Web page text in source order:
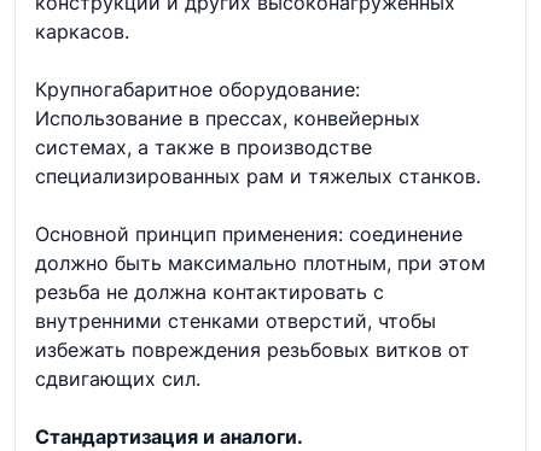
каркасов.
Крупногабаритное оборудование:
Использование в прессах, конвейерных
системах, а также в производстве
специализированных рам и тяжелых станков.
Основной принцип применения: соединение
должно быть максимально плотным, при этом
резьба не должна контактировать с
внутренними стенками отверстий, чтобы
избежать повреждения резьбовых витков от
сдвигающих сил.
Стандартизация и аналоги.